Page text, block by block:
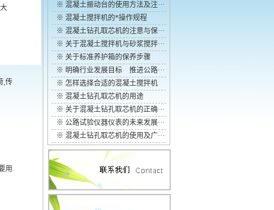
,传
用
※ 混凝土振动台的使用方法及注···
※ 混凝土搅拌机的*操作规程
※ 混凝土钻孔取芯机的注意与保···
※ 关于混凝土搅拌机与砂浆搅拌···
※ 关于标准养护箱的保养步骤
※ 明确行业发展目标 推进公路···
※ 怎样选择合适的混凝土搅拌机
※ 混凝土钻孔取芯机的用途
※ 关于混凝土钻孔取芯机的正确···
※ 公路试验仪器仪表的未来发展···
※ 混凝土钻孔取芯机的使用及广···